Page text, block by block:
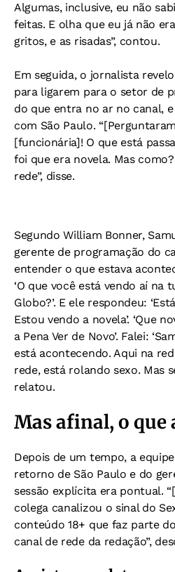
Algumas, inclusive, eu não
feitas. E olha que eu já não
gritos, e as risadas”, contou.
Em seguida, o jornalista
para ligarem para o setor de
do que entra no ar no canal,
com São Paulo.
[funcionária]! O que está
foi que era novela. Mas
rede”, disse.
Segundo William Bonner,
gerente de programação do
entender o que estava
‘O que você está vendo aí na
Globo?’. E ele respondeu:
Estou vendo a novela’. ‘Que
a Pena Ver de Novo’. Falei:
está acontecendo. Aqui na
rede, está rolando sexo. Mas
relatou.
Mas afinal, o que
Depois de um tempo, a
retorno de São Paulo e do
sessão explícita era pontual.
colega canalizou o sinal do
conteúdo 18+ que faz parte
canal de rede da redação”,